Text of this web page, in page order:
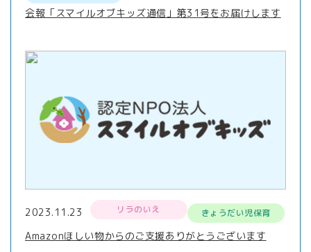
会報「スマイルオブキッズ通信」第31号をお届けします
2023.11.23 リラのいえ きょうだい児保育
Amazonほしい物からのご支援ありがとうございます